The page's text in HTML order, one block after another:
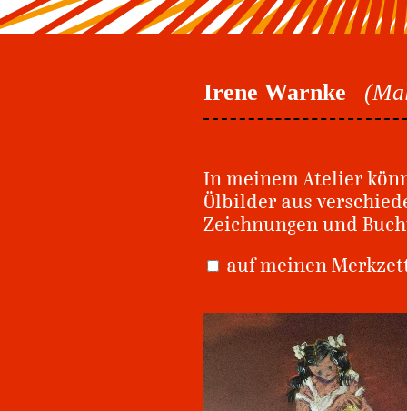
Irene Warnke
In meinem Atelier
Ölbilder aus
Zeichnungen und
auf meinen